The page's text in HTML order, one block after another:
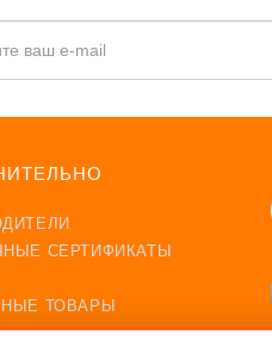
СЕРТИФИКАТЫ
ТОВАРЫ